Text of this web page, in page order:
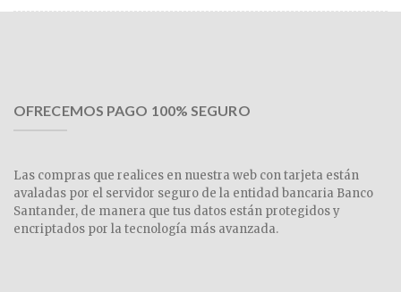
OFRECEMOS PAGO 100% SEGURO
Las compras que realices en nuestra web con tarjeta están
avaladas por el servidor seguro de la entidad bancaria Banco
Santander, de manera que tus datos están protegidos y
encriptados por la tecnología más avanzada.